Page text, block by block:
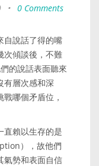
• 0 Comments
自說話了得的嘴
次傾談後，不難
的說話表面聽來
有層次感和深
哪個矛盾位，
直賴以生存的是
），故他們
氣勢和表面自信